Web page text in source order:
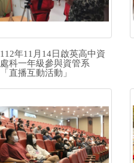
112年11月14日啟英高中資
處科一年級參與資管系
「直播互動活動」